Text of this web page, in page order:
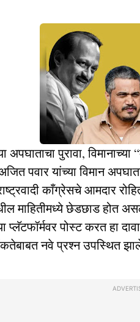
अपघाताचा पुरावा,
पवार यांच्या विमान
काँग्रेसचे आमदार
माहितीमध्ये छेडछाड होत
प्लॅटफॉर्मवर पोस्ट करत हा
नवे प्रश्न उपस्थित